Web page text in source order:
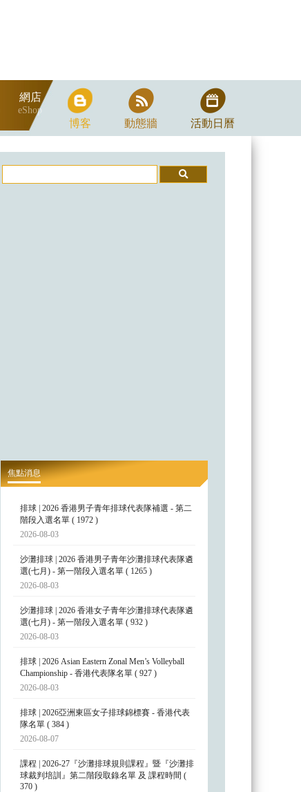
網店
eShop
博客 動態牆 活動日曆
焦點消息
排球 | 2026 香港男子青年排球代表隊補選 - 第二
階段入選名單 ( 1972 )
2026-08-03
沙灘排球 | 2026 香港男子青年沙灘排球代表隊遴
選(七月) - 第一階段入選名單 ( 1265 )
2026-08-03
沙灘排球 | 2026 香港女子青年沙灘排球代表隊遴
選(七月) - 第一階段入選名單 ( 932 )
2026-08-03
排球 | 2026 Asian Eastern Zonal Men’s Volleyball
Championship - 香港代表隊名單 ( 927 )
2026-08-03
排球 | 2026亞洲東區女子排球錦標賽 - 香港代表
隊名單 ( 384 )
2026-08-07
課程 | 2026-27『沙灘排球規則課程』暨『沙灘排
球裁判培訓』第二階段取錄名單 及 課程時間 (
370 )